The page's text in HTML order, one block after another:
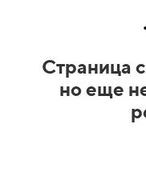
Страница
но еще